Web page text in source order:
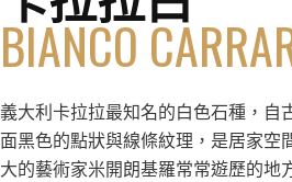
BIANCO
義大利卡拉拉最知名的白色石種，自
面黑色的點狀與線條紋理，是居家
大的藝術家米開朗基羅常常遊歷的地